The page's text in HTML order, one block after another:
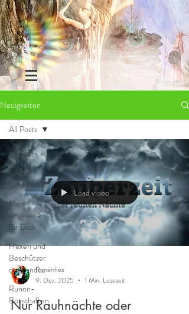
Neuigkeiten
All Posts
Runen
Leben
Meine
Angebote
für Dich
Hexen und
Beschützer
des Landes
Runen-
Botschaften
All Posts
Load video
Runenhex
9. Dez. 2025
1 Min. Lesezeit
Nur Rauhnächte oder